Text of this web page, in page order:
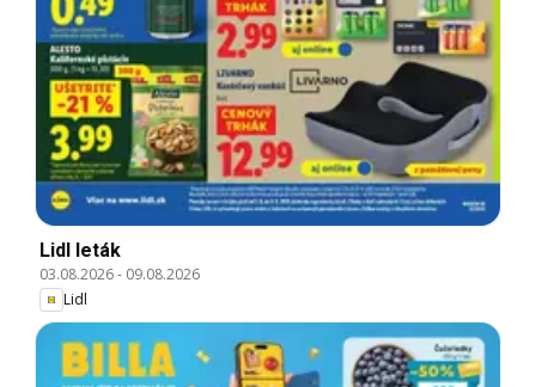
Lidl leták
03.08.2026- 09.08.2026
Lidl